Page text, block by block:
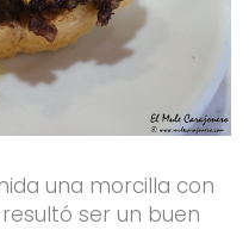
una morcilla con
ser un buen